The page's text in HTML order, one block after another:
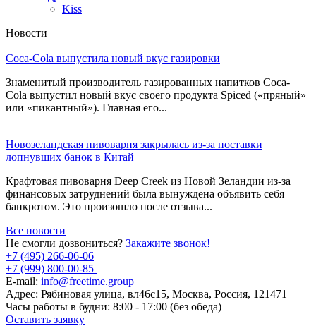
Kiss
Новости
Coca-Cola выпустила новый вкус газировки
Знаменитый производитель газированных напитков Coca-
Cola выпустил новый вкус своего продукта Spiced («пряный»
или «пикантный»). Главная его...
Новозеландская пивоварня закрылась из-за поставки
лопнувших банок в Китай
Крафтовая пивоварня Deep Creek из Новой Зеландии из-за
финансовых затруднений была вынуждена объявить себя
банкротом. Это произошло после отзыва...
Все новости
Не смогли дозвониться? Закажите звонок!
+7 (495) 266-06-06
+7 (999) 800-00-85
E-mail: info@freetime.group
Адрес: Рябиновая улица, вл46с15, Москва, Россия, 121471
Часы работы в будни: 8:00 - 17:00 (без обеда)
Оставить заявку